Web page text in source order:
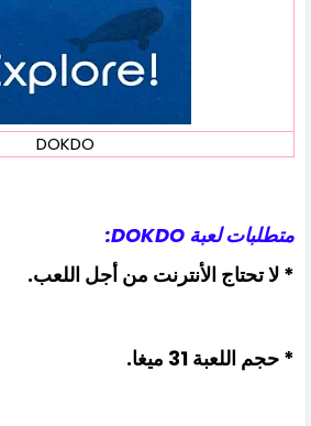
DOKDO
متطلبات لعبة DOKDO:
* لا تحتاج الأنترنت من أجل اللعب.
* حجم اللعبة 31 ميغا.